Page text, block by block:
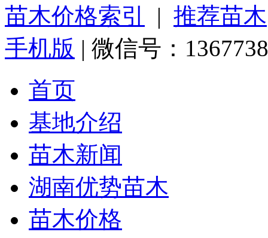
苗木价格索引
| 推荐苗木
手机版 | 微信号：
首页
基地介绍
苗木新闻
湖南优势苗木
苗木价格